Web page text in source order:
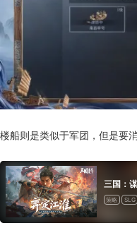
楼船则是类似于军团，但是要
三国：
策略 SLG